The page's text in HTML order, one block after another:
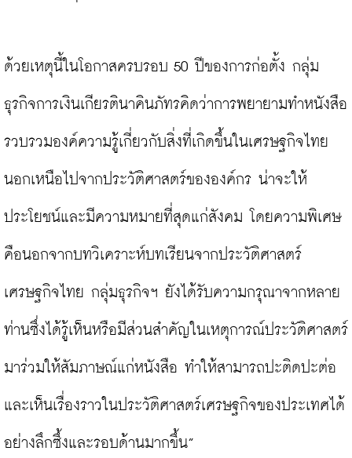
ด้วยเหตุนี้ในโอกาสครบรอบ 50 ปีของการก่อตั้ง กลุ่ม
ธุรกิจการเงินเกียรตินาคินภัทรคิดว่าการพยายามทำหนังสือ
รวบรวมองค์ความรู้เกี่ยวกับสิ่งที่เกิดขึ้นในเศรษฐกิจไทย
นอกเหนือไปจากประวัติศาสตร์ขององค์กร น่าจะให้
ประโยชน์และมีความหมายที่สุดแก่สังคม โดยความพิเศษ
คือนอกจากบทวิเคราะห์บทเรียนจากประวัติศาสตร์
เศรษฐกิจไทย กลุ่มธุรกิจฯ ยังได้รับความกรุณาจากหลาย
ท่านซึ่งได้รู้เห็นหรือมีส่วนสำคัญในเหตุการณ์ประวัติศาสตร์
มาร่วมให้สัมภาษณ์แก่หนังสือ ทำให้สามารถปะติดปะต่อ
และเห็นเรื่องราวในประวัติศาสตร์เศรษฐกิจของประเทศได้
อย่างลึกซึ้งและรอบด้านมากขึ้น”